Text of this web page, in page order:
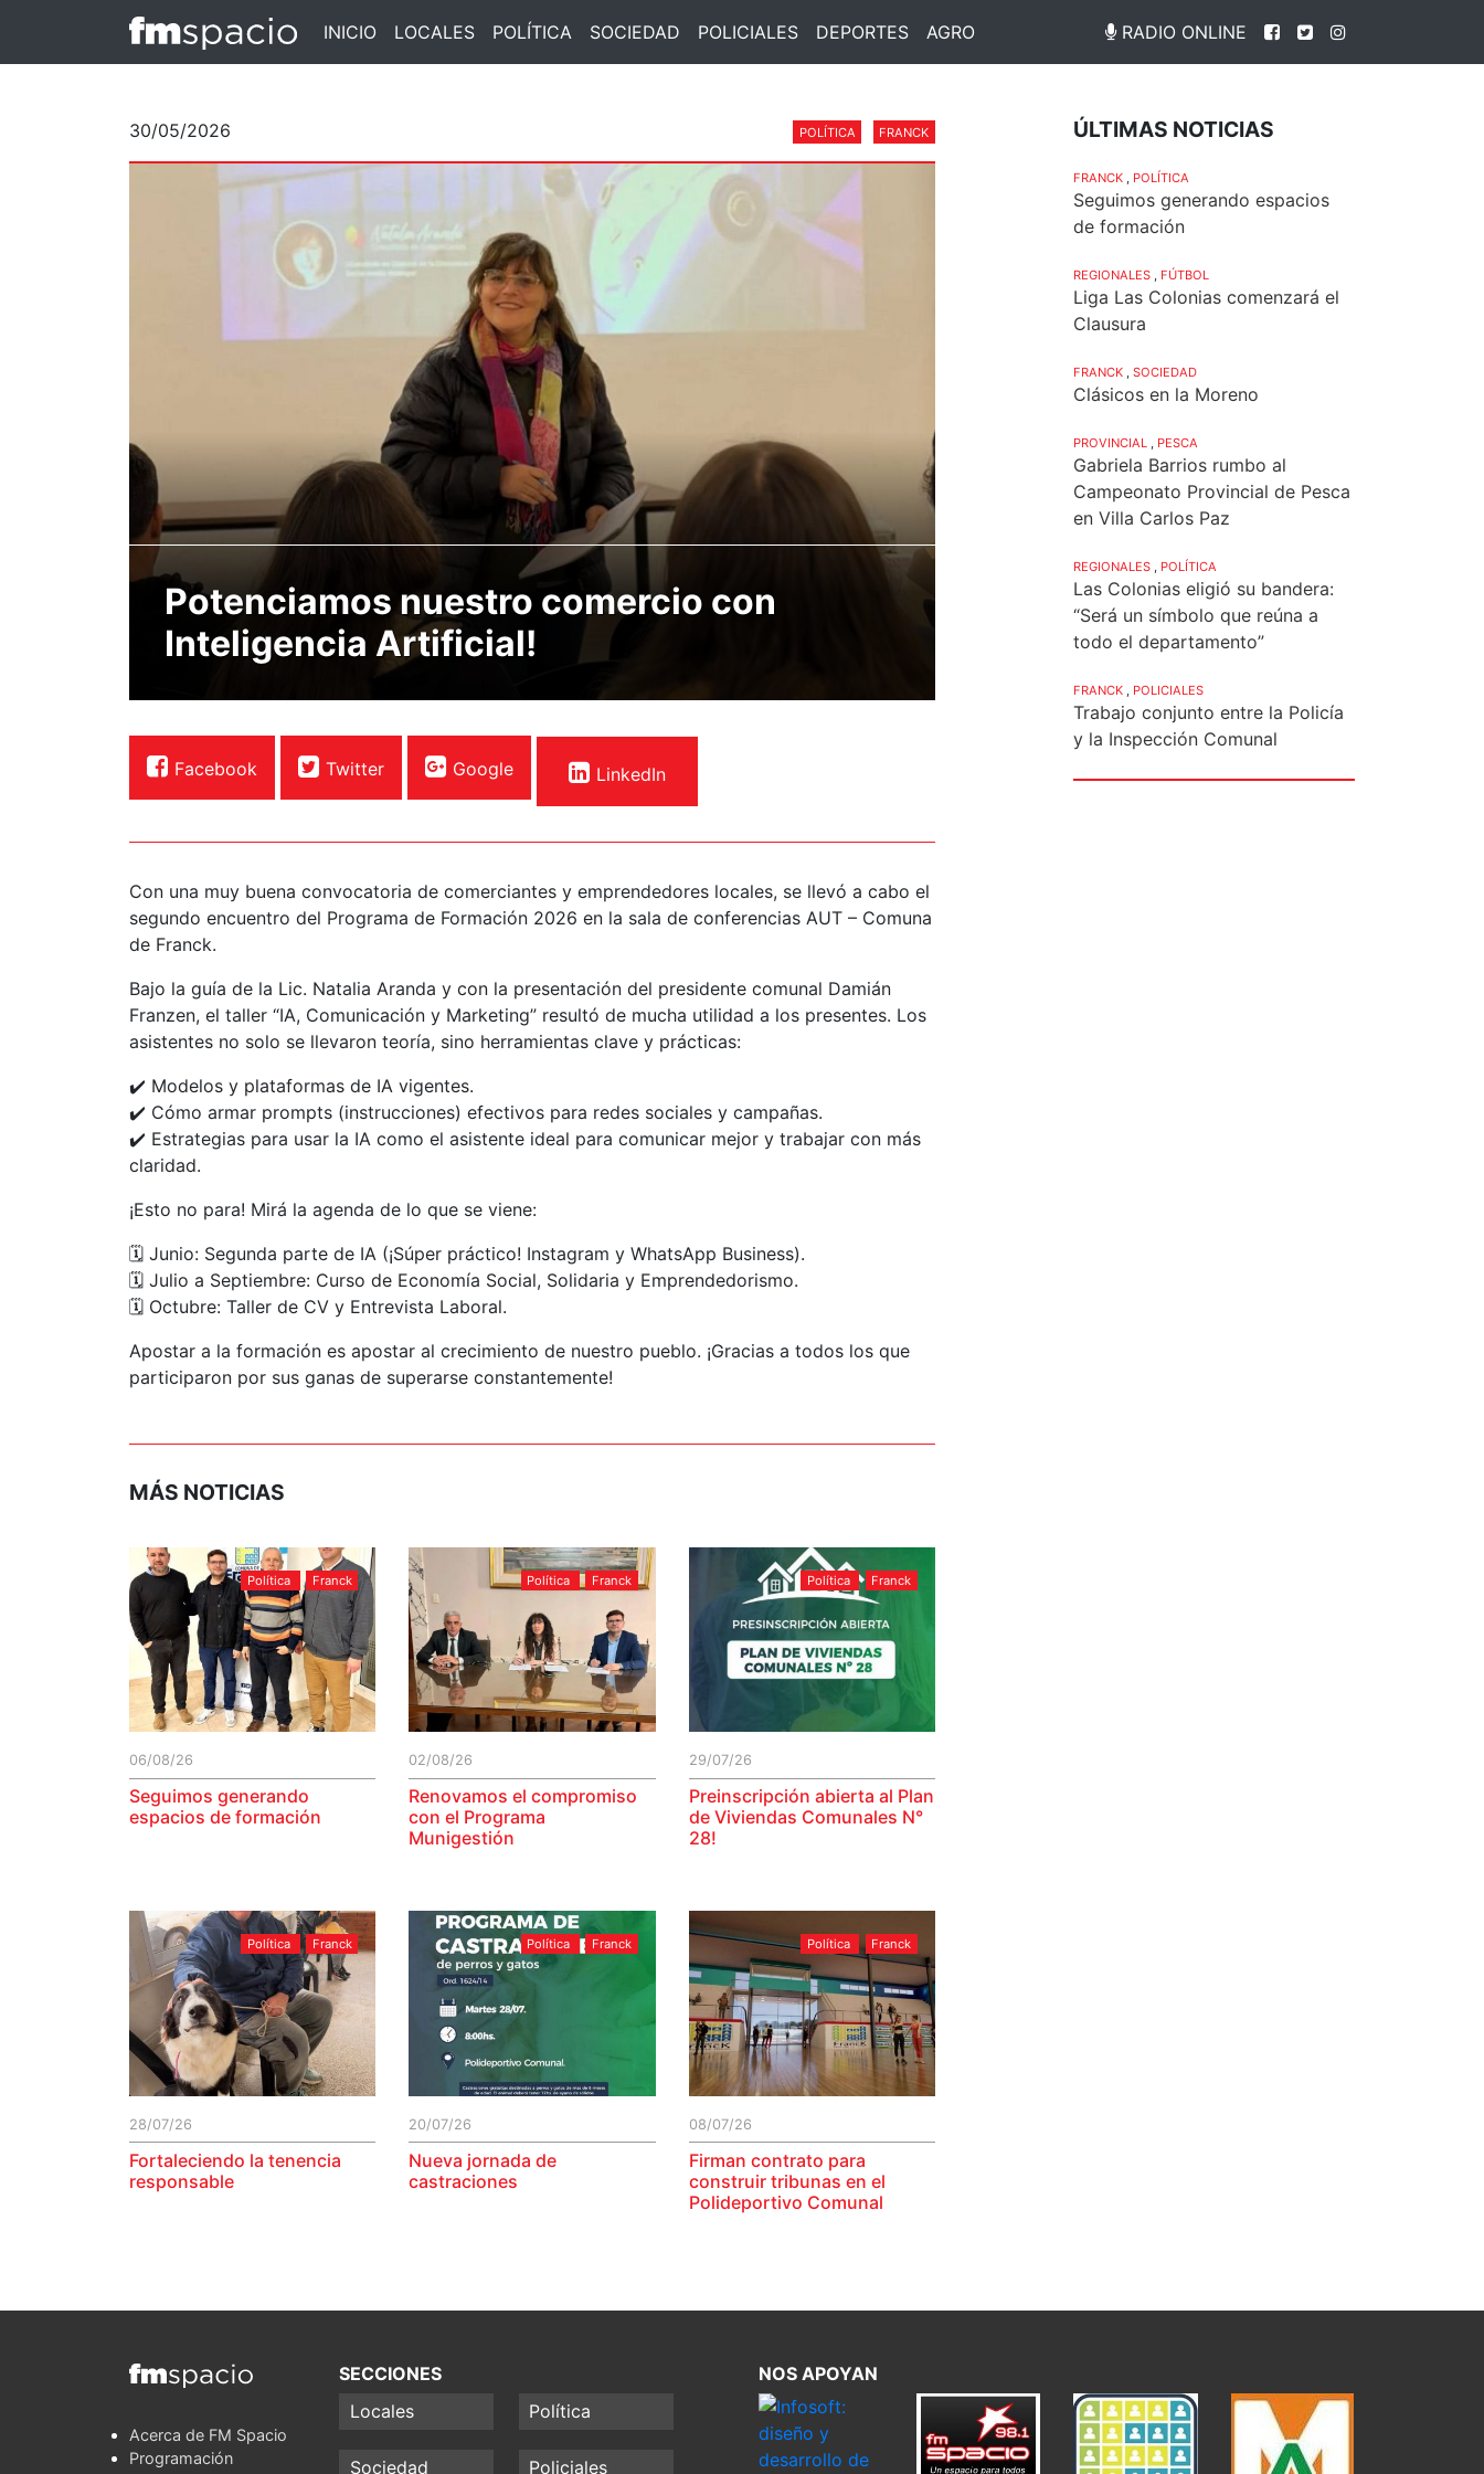
INICIO LOCALES POLÍTICA SOCIEDAD POLICIALES DEPORTES AGRO RADIO ONLINE
30/05/2026 POLÍTICA FRANCK
Potenciamos nuestro comercio con
Inteligencia Artificial!
Facebook Twitter Google LinkedIn
Con una muy buena convocatoria de comerciantes y emprendedores locales, se llevó a cabo el
segundo encuentro del Programa de Formación 2026 en la sala de conferencias AUT – Comuna
de Franck.
Bajo la guía de la Lic. Natalia Aranda y con la presentación del presidente comunal Damián
Franzen, el taller “IA, Comunicación y Marketing” resultó de mucha utilidad a los presentes. Los
asistentes no solo se llevaron teoría, sino herramientas clave y prácticas:
✔️ Modelos y plataformas de IA vigentes.
✔️ Cómo armar prompts (instrucciones) efectivos para redes sociales y campañas.
✔️ Estrategias para usar la IA como el asistente ideal para comunicar mejor y trabajar con más
claridad.
¡Esto no para! Mirá la agenda de lo que se viene:
🗓️ Junio: Segunda parte de IA (¡Súper práctico! Instagram y WhatsApp Business).
🗓️ Julio a Septiembre: Curso de Economía Social, Solidaria y Emprendedorismo.
🗓️ Octubre: Taller de CV y Entrevista Laboral.
Apostar a la formación es apostar al crecimiento de nuestro pueblo. ¡Gracias a todos los que
participaron por sus ganas de superarse constantemente!
MÁS NOTICIAS
Política Franck
06/08/26
Seguimos generando
espacios de formación
Política Franck
02/08/26
Renovamos el compromiso
con el Programa
Munigestión
Política Franck
29/07/26
Preinscripción abierta al Plan
de Viviendas Comunales N°
28!
Política Franck
28/07/26
Fortaleciendo la tenencia
responsable
Política Franck
20/07/26
Nueva jornada de
castraciones
Política Franck
08/07/26
Firman contrato para
construir tribunas en el
Polideportivo Comunal
ÚLTIMAS NOTICIAS
FRANCK POLÍTICA
Seguimos generando espacios
de formación
REGIONALES FÚTBOL
Liga Las Colonias comenzará el
Clausura
FRANCK SOCIEDAD
Clásicos en la Moreno
PROVINCIAL PESCA
Gabriela Barrios rumbo al
Campeonato Provincial de Pesca
en Villa Carlos Paz
REGIONALES POLÍTICA
Las Colonias eligió su bandera:
“Será un símbolo que reúna a
todo el departamento”
FRANCK POLICIALES
Trabajo conjunto entre la Policía
y la Inspección Comunal
Acerca de FM Spacio
Programación
SECCIONES
Locales
Política
Sociedad Policiales
NOS APOYAN